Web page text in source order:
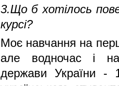
3.Що б хотілось
курсі?
Моє навчання на
але водночас і
держави України -